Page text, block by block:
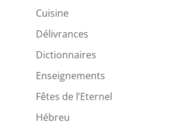
Cuisine
Délivrances
Dictionnaires
Enseignements
Fêtes de l’Eternel
Hébreu